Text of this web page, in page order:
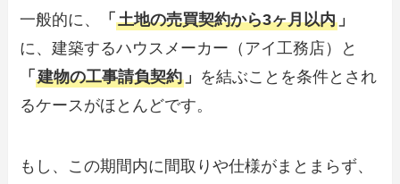
一般的に、 「土地の売買契約から3ヶ月以内 」
に、建築するハウスメーカー（アイ工務店）と
「建物の工事請負契約 」 を結ぶことを条件とされ
るケースがほとんどです。
もし、この期間内に間取りや仕様がまとまらず、